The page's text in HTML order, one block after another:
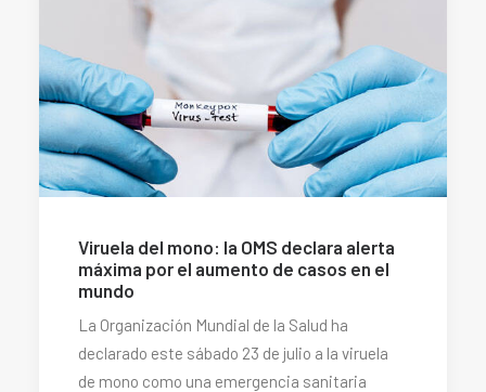
Viruela del mono: la OMS declara alerta
máxima por el aumento de casos en el
mundo
La Organización Mundial de la Salud ha
declarado este sábado 23 de julio a la viruela
de mono como una emergencia sanitaria